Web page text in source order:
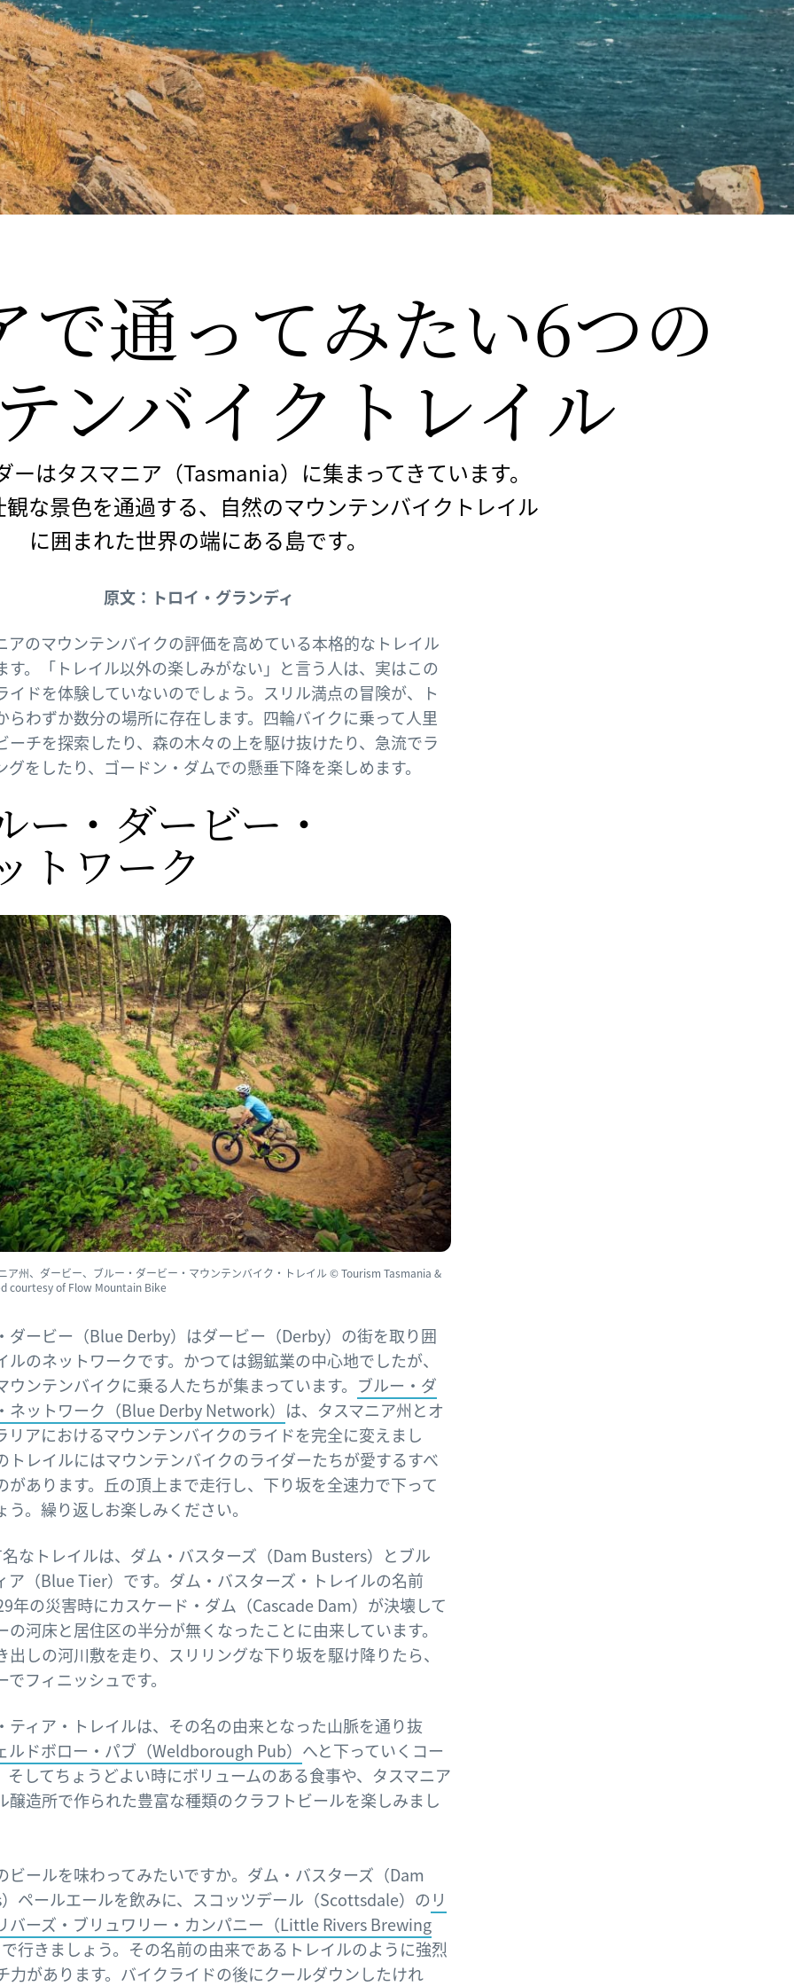
で​通ってみたい​6つの
ンバイクトレイル
ーはタスマニア（Tasmania）に集まってきています。
な景色を通過する、自然のマウンテンバイクトレイル
に囲まれた世界の端にある島です。
原文：トロイ・グランディ
アのマウンテンバイクの評価を高めている本格的なトレイル
す。「トレイル以外の楽しみがない」と言う人は、実はこの
イドを体験していないのでしょう。スリル満点の冒険が、ト
らわずか数分の場所に存在します。四輪バイクに乗って人里
ーチを探索したり、森の木々の上を駆け抜けたり、急流でラ
グをしたり、ゴードン・ダムでの懸垂下降を楽しめます。
ー・ダービー・
トワーク
ア州、ダービー、ブルー・ダービー・マウンテンバイク・トレイル © Tourism Tasmania &
courtesy of Flow Mountain Bike
ダービー（Blue Derby）はダービー（Derby）の街を取り囲
ルのネットワークです。かつては錫鉱業の中心地でしたが、
ウンテンバイクに乗る人たちが集まっています。 ブルー・ダ
ネットワーク（Blue Derby Network） は、タスマニア州とオ
リアにおけるマウンテンバイクのライドを完全に変えまし
トレイルにはマウンテンバイクのライダーたちが愛するすべ
があります。丘の頂上まで走行し、下り坂を全速力で下って
う。繰り返しお楽しみください。
なトレイルは、ダム・バスターズ（Dam Busters）とブル
ア（Blue Tier）です。ダム・バスターズ・トレイルの名前
年の災害時にカスケード・ダム（Cascade Dam）が決壊して
の河床と居住区の半分が無くなったことに由来しています。
出しの河川敷を走り、スリリングな下り坂を駆け降りたら、
でフィニッシュです。
ティア・トレイルは、その名の由来となった山脈を通り抜
ルドボロー・パブ（Weldborough Pub） へと下っていくコー
そしてちょうどよい時にボリュームのある食事や、タスマニア
醸造所で作られた豊富な種類のクラフトビールを楽しみまし
ビールを味わってみたいですか。ダム・バスターズ（Dam
ペールエールを飲みに、スコッツデール（Scottsdale）のリ
バーズ・ブリュワリー・カンパニー（Little Rivers Brewing
行きましょう。その名前の由来であるトレイルのように強烈
力があります。バイクライドの後にクールダウンしたけれ